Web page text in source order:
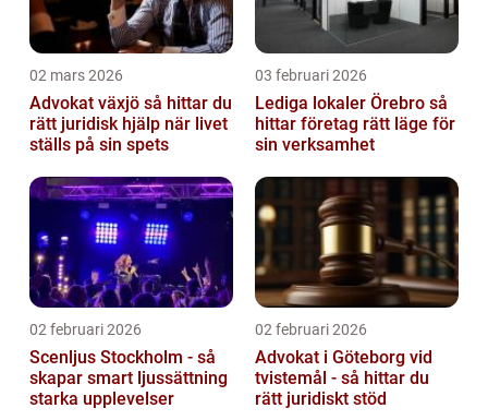
02 mars 2026
Advokat växjö så hittar du
rätt juridisk hjälp när livet
ställs på sin spets
03 februari 2026
Lediga lokaler Örebro så
hittar företag rätt läge för
sin verksamhet
02 februari 2026
Scenljus Stockholm - så
skapar smart ljussättning
starka upplevelser
02 februari 2026
Advokat i Göteborg vid
tvistemål - så hittar du
rätt juridiskt stöd